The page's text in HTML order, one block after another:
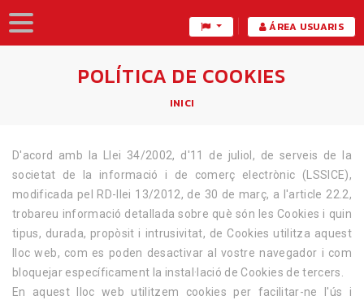
ÁREA USUARIS
POLÍTICA DE COOKIES
INICI
D'acord amb la Llei 34/2002, d'11 de juliol, de serveis de la
societat de la informació i de comerç electrònic (LSSICE),
modificada pel RD-llei 13/2012, de 30 de març, a l'article 22.2,
trobareu informació detallada sobre què són les Cookies i quin
tipus, durada, propòsit i intrusivitat, de Cookies utilitza aquest
lloc web, com es poden desactivar al vostre navegador i com
bloquejar específicament la instal·lació de Cookies de tercers.
En aquest lloc web utilitzem cookies per facilitar-ne l'ús i